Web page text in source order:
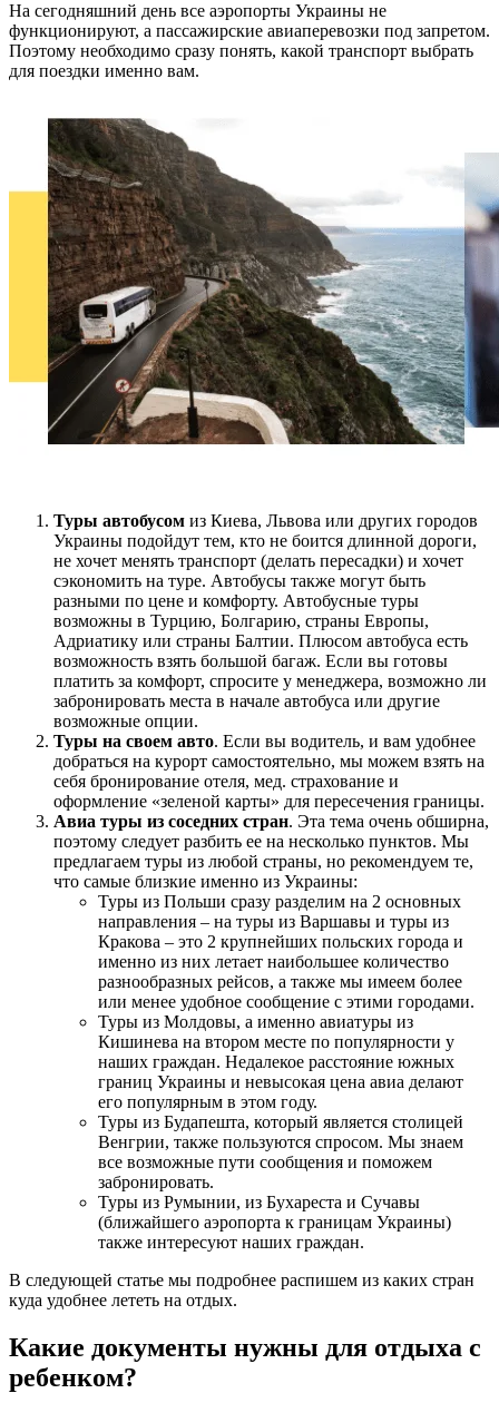
На сегодняшний день все аэропорты Украины не
функционируют, а пассажирские авиаперевозки под запретом.
Поэтому необходимо сразу понять, какой транспорт выбрать
для поездки именно вам.
Туры автобусом из Киева, Львова или других городов
Украины подойдут тем, кто не боится длинной дороги,
не хочет менять транспорт (делать пересадки) и хочет
сэкономить на туре. Автобусы также могут быть
разными по цене и комфорту. Автобусные туры
возможны в Турцию, Болгарию, страны Европы,
Адриатику или страны Балтии. Плюсом автобуса есть
возможность взять большой багаж. Если вы готовы
платить за комфорт, спросите у менеджера, возможно ли
забронировать места в начале автобуса или другие
возможные опции.
Туры на своем авто. Если вы водитель, и вам удобнее
добраться на курорт самостоятельно, мы можем взять на
себя бронирование отеля, мед. страхование и
оформление «зеленой карты» для пересечения границы.
Авиа туры из соседних стран. Эта тема очень обширна,
поэтому следует разбить ее на несколько пунктов. Мы
предлагаем туры из любой страны, но рекомендуем те,
что самые близкие именно из Украины:
Туры из Польши сразу разделим на 2 основных
направления – на туры из Варшавы и туры из
Кракова – это 2 крупнейших польских города и
именно из них летает наибольшее количество
разнообразных рейсов, а также мы имеем более
или менее удобное сообщение с этими городами.
Туры из Молдовы, а именно авиатуры из
Кишинева на втором месте по популярности у
наших граждан. Недалекое расстояние южных
границ Украины и невысокая цена авиа делают
его популярным в этом году.
Туры из Будапешта, который является столицей
Венгрии, также пользуются спросом. Мы знаем
все возможные пути сообщения и поможем
забронировать.
Туры из Румынии, из Бухареста и Сучавы
(ближайшего аэропорта к границам Украины)
также интересуют наших граждан.
В следующей статье мы подробнее распишем из каких стран
куда удобнее лететь на отдых.
Какие документы нужны для отдыха с
ребенком?